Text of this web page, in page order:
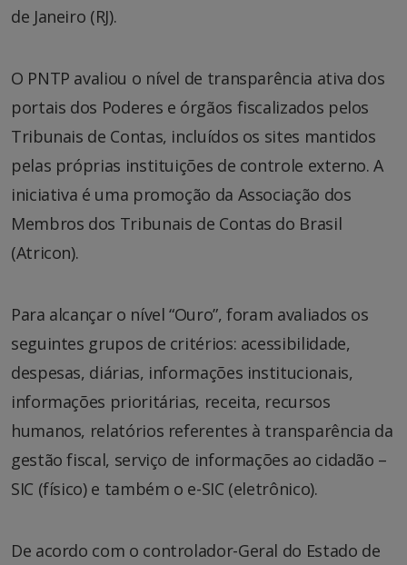
de Janeiro (RJ).
O PNTP avaliou o nível de transparência ativa dos
portais dos Poderes e órgãos fiscalizados pelos
Tribunais de Contas, incluídos os sites mantidos
pelas próprias instituições de controle externo. A
iniciativa é uma promoção da Associação dos
Membros dos Tribunais de Contas do Brasil
(Atricon).
Para alcançar o nível “Ouro”, foram avaliados os
seguintes grupos de critérios: acessibilidade,
despesas, diárias, informações institucionais,
informações prioritárias, receita, recursos
humanos, relatórios referentes à transparência da
gestão fiscal, serviço de informações ao cidadão –
SIC (físico) e também o e-SIC (eletrônico).
De acordo com o controlador-Geral do Estado de